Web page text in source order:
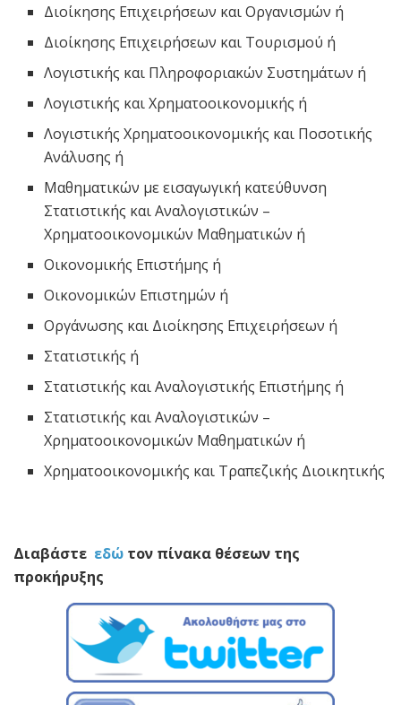
Διοίκησης Επιχειρήσεων και Οργανισμών ή
Διοίκησης Επιχειρήσεων και Τουρισμού ή
Λογιστικής και Πληροφοριακών Συστημάτων ή
Λογιστικής και Χρηματοοικονομικής ή
Λογιστικής Χρηματοοικονομικής και Ποσοτικής
Ανάλυσης ή
Μαθηματικών με εισαγωγική κατεύθυνση
Στατιστικής και Αναλογιστικών –
Χρηματοοικονομικών Μαθηματικών ή
Οικονομικής Επιστήμης ή
Οικονομικών Επιστημών ή
Οργάνωσης και Διοίκησης Επιχειρήσεων ή
Στατιστικής ή
Στατιστικής και Αναλογιστικής Επιστήμης ή
Στατιστικής και Αναλογιστικών –
Χρηματοοικονομικών Μαθηματικών ή
Χρηματοοικονομικής και Τραπεζικής Διοικητικής
Διαβάστε εδώ τον πίνακα θέσεων της
προκήρυξης